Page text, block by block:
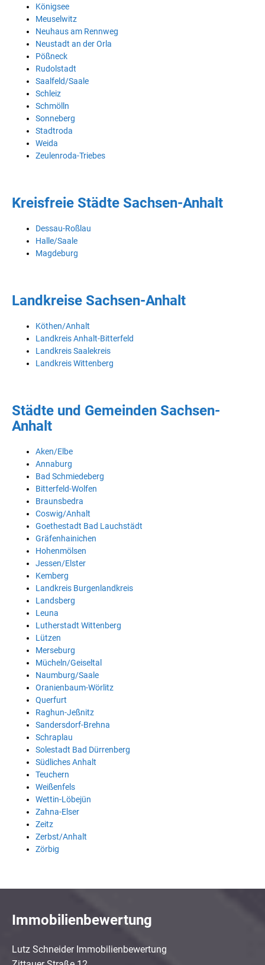
Königsee
Meuselwitz
Neuhaus am Rennweg
Neustadt an der Orla
Pößneck
Rudolstadt
Saalfeld/Saale
Schleiz
Schmölln
Sonneberg
Stadtroda
Weida
Zeulenroda-Triebes
Kreisfreie Städte Sachsen-Anhalt
Dessau-Roßlau
Halle/Saale
Magdeburg
Landkreise Sachsen-Anhalt
Köthen/Anhalt
Landkreis Anhalt-Bitterfeld
Landkreis Saalekreis
Landkreis Wittenberg
Städte und Gemeinden Sachsen-
Anhalt
Aken/Elbe
Annaburg
Bad Schmiedeberg
Bitterfeld-Wolfen
Braunsbedra
Coswig/Anhalt
Goethestadt Bad Lauchstädt
Gräfenhainichen
Hohenmölsen
Jessen/Elster
Kemberg
Landkreis Burgenlandkreis
Landsberg
Leuna
Lutherstadt Wittenberg
Lützen
Merseburg
Mücheln/Geiseltal
Naumburg/Saale
Oranienbaum-Wörlitz
Querfurt
Raghun-Jeßnitz
Sandersdorf-Brehna
Schraplau
Solestadt Bad Dürrenberg
Südliches Anhalt
Teuchern
Weißenfels
Wettin-Löbejün
Zahna-Elser
Zeitz
Zerbst/Anhalt
Zörbig
Immobilienbewertung
Lutz Schneider Immobilienbewertung